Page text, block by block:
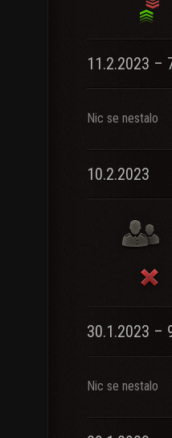
11.2.2023 –
Nic se nestalo
10.2.2023
30.1.2023 –
Nic se nestalo